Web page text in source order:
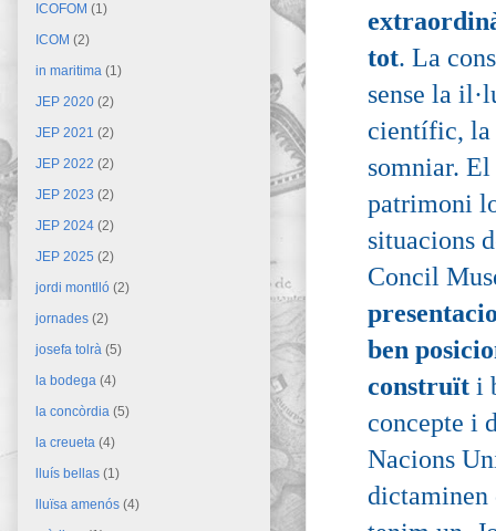
tot. La
sense la
científic, la
somniar.
patrimoni
situacions
Concil
ben
construït i
concepte i
Nacions
dictaminen
ICOFOM (1)
ICOM (2)
in maritima (1)
JEP 2020 (2)
JEP 2021 (2)
JEP 2022 (2)
JEP 2023 (2)
JEP 2024 (2)
JEP 2025 (2)
jordi montlló (2)
jornades (2)
josefa tolrà (5)
la bodega (4)
la concòrdia (5)
la creueta (4)
lluís bellas (1)
lluïsa amenós (4)